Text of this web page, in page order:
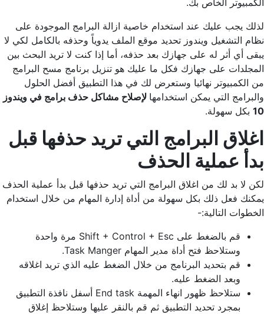
الكمبيوتر الخاص بك.
لذلك يجب عليك عند استخدام خاصية ازالة البرامج الموجودة على
نظام التشغيل ويندوز تحديد موقع الملف يدوياً وحذفه بالكامل لكي لا
يبقى أي أثر له على جهازك بعد حذفه، أما إذا كنت لا تريد البحث بين
المجلدات على جهازك فكل ما عليك هو تنزيل برنامج مسح البرامج
من الكمبيوتر نهائيا وستعرض لك في هذا التطبيق أفضل الحلول
والبرامج التي يمكن استخدامها لإصلاح مشاكل حذف برامج في ويندوز
10 بكل سهولة.
اغلاق البرامج التي تريد حذفها قبل
بدأ عملية الحذف
لكن لا بد لك من اغلاق البرامج التي تريد حذفها قبل بدأ عملية الحذف
يمكنك فعل ذلك بكل سهولة من أداة إدارة المهام من خلال استخدام
الخطوات التالية:-
قم بالضغط على Shift + Control + Esc مرة واحدة
وستلاحظ فتح أداة مدير المهام Task Manger.
قم بتحديد البرنامج من خلال الضغط عليه الذي تريد اغلاقه
وبعد الضغط عليه.
ستلاحظ ظهور انهاء المهمة End task أسفل نافذة التطبيق
بمجرد تحديد التطبيق ثم قم بالنقر عليها وستلاحظ إغلاق